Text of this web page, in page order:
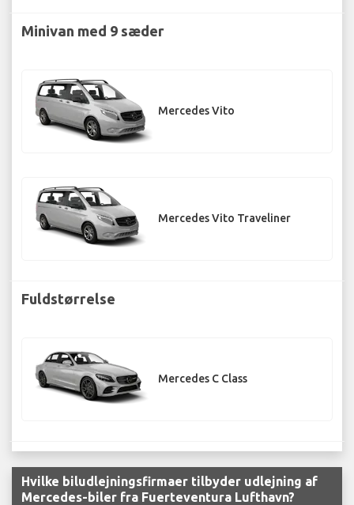
Minivan med 9 sæder
Mercedes Vito
Mercedes Vito Traveliner
Fuldstørrelse
Mercedes C Class
Hvilke biludlejningsfirmaer tilbyder udlejning af
Mercedes-biler fra Fuerteventura Lufthavn?